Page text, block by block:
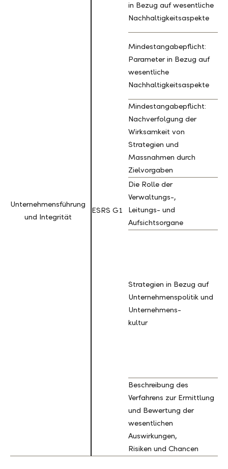
Unternehmensführung
und Integrität
ESRS G1
in Bezug auf wesentliche
Nachhaltigkeitsaspekte
Mindestangabepflicht:
Parameter in Bezug auf
wesentliche
Nachhaltigkeitsaspekte
Mindestangabepflicht:
Nachverfolgung der
Wirksamkeit von
Strategien und
Massnahmen durch
Zielvorgaben
Die Rolle der
Verwaltungs-,
Leitungs- und
Aufsichtsorgane
Strategien in Bezug auf
Unternehmenspolitik und
Unternehmens-
kultur
Beschreibung des
Verfahrens zur Ermittlung
und Bewertung der
wesentlichen
Auswirkungen,
Risiken und Chancen
Unternehmensführung
und Integrität